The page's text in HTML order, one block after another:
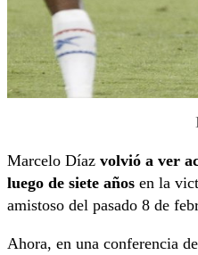
Marcelo Díaz volvió a ver
luego de siete años en la
amistoso del pasado 8 de
Ahora, en una conferencia